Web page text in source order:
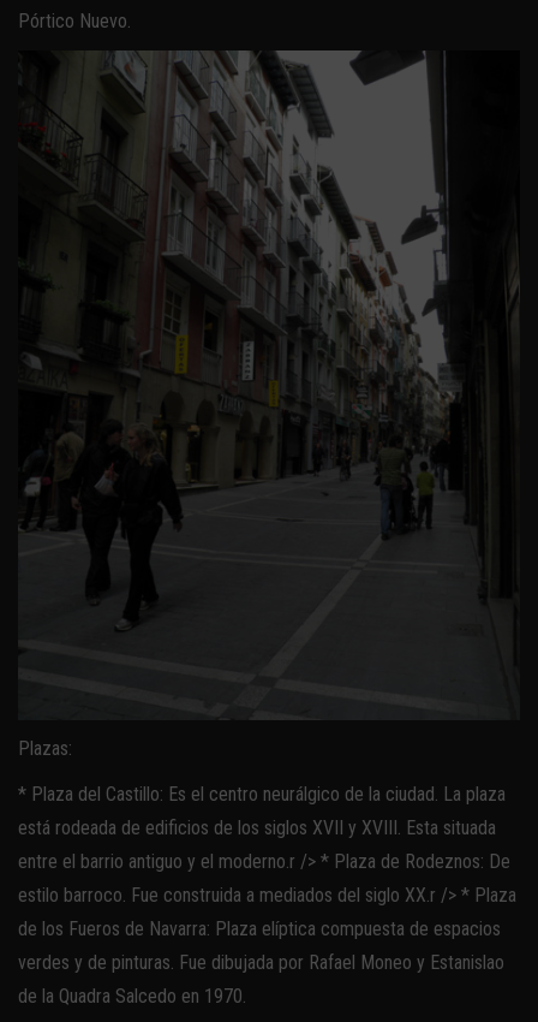
Pórtico Nuevo.
Plazas:
* Plaza del Castillo: Es el centro neurálgico de la ciudad. La plaza
está rodeada de edificios de los siglos XVII y XVIII. Esta situada
entre el barrio antiguo y el moderno.r /> * Plaza de Rodeznos: De
estilo barroco. Fue construida a mediados del siglo XX.r /> * Plaza
de los Fueros de Navarra: Plaza elíptica compuesta de espacios
verdes y de pinturas. Fue dibujada por Rafael Moneo y Estanislao
de la Quadra Salcedo en 1970.